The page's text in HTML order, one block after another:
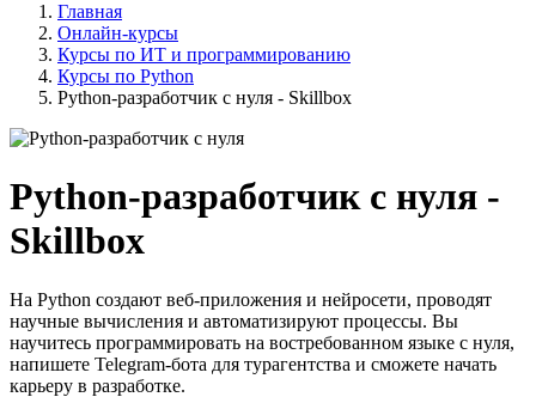
Главная
Онлайн-курсы
Курсы по ИТ и программированию
Курсы по Python
Python-разработчик с нуля - Skillbox
Python-разработчик с нуля -
Skillbox
На Python создают веб-приложения и нейросети, проводят
научные вычисления и автоматизируют процессы. Вы
научитесь программировать на востребованном языке с нуля,
напишете Telegram-бота для турагентства и сможете начать
карьеру в разработке.